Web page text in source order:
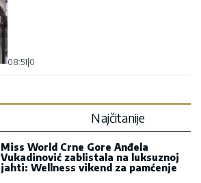
08:51|0
Najčitanije
Miss World Crne Gore Anđela
Vukadinović zablistala na luksuznoj
jahti: Wellness vikend za pamćenje